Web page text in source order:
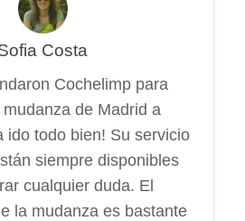
Costa
Cochelimp para
de Madrid a
ido todo bien! Su servicio
siempre disponibles
cualquier duda. El
la mudanza es bastante